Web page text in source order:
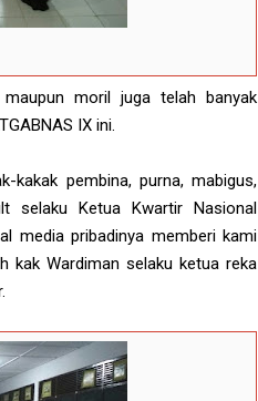
moril juga telah banyak
IX ini.
kakak pembina, purna, mabigus,
selaku Ketua Kwartir Nasional
media pribadinya memberi kami
kak Wardiman selaku ketua reka